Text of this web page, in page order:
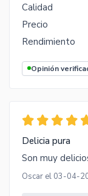
Calidad
Precio
Rendimiento
Opinión
Delicia pura
Son muy
Oscar el 03-04-